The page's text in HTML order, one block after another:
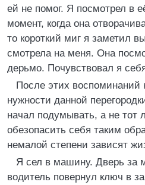
ей не помог. Я посмотрел в
момент, когда она
то короткий миг я заметил
смотрела на меня. Она
дерьмо. Почувствовал я
После этих воспоминаний
нужности данной
начал подумывать, а не тот
обезопасить себя таким
немалой степени зависят
Я сел в машину. Дверь за
водитель повернул ключ в